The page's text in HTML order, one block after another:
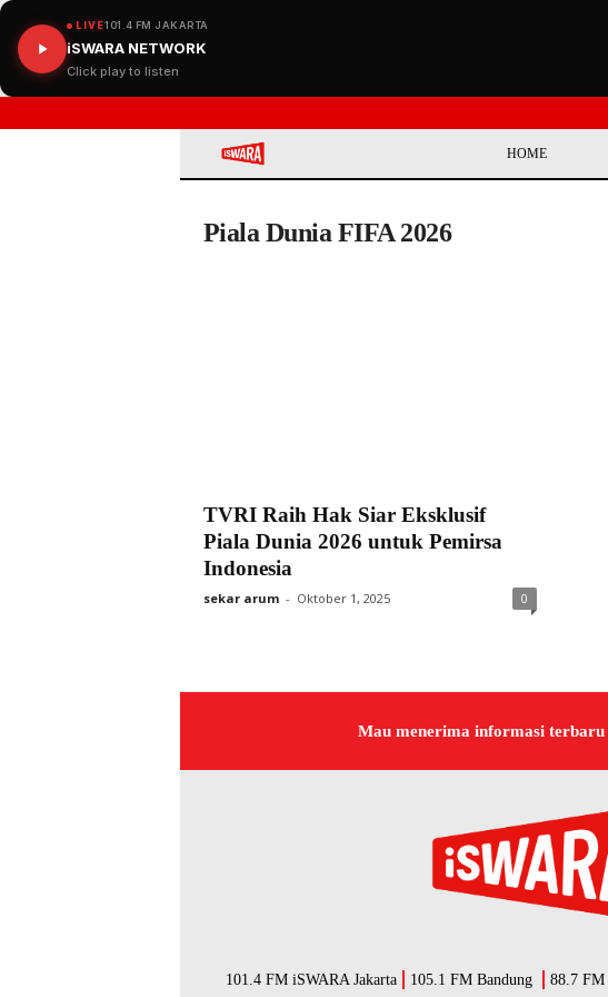
LIVE101.4 FM JAKARTA
iSWARA NETWORK
Click play to listen
HOME
Piala Dunia FIFA 2026
TVRI Raih Hak Siar Eksklusif
Piala Dunia 2026 untuk Pemirsa
Indonesia
sekar arum - Oktober 1, 2025 0
Mau menerima informasi terbaru
101.4 FM iSWARA Jakarta 105.1 FM Bandung 88.7 FM